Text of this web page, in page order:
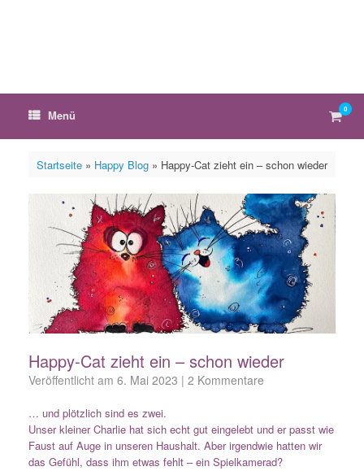
Menü 0
Startseite» Happy Blog» Happy-Cat zieht ein – schon wieder
Happy-Cat zieht ein – schon wieder
Veröffentlicht am 6. Mai 2023 | 2 Kommentare
… und plötzlich sind es zwei.
Unser kleiner Charlie hat sich echt gut eingelebt und er passt wie
Faust auf Auge in unseren Haushalt. Aber irgendwie hatten wir
das Gefühl, dass ihm etwas fehlt – ein Spielkamerad?